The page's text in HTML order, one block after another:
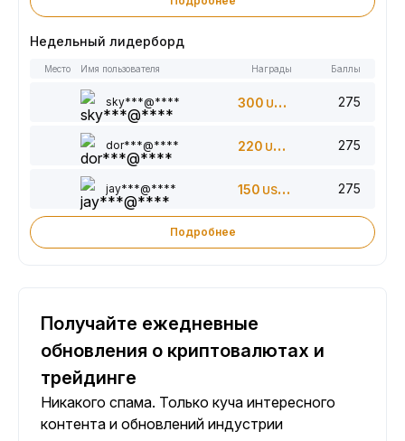
Недельный лидерборд
Место Имя пользователя Награды Баллы
sky***@**** 300 USDT 275
dor***@**** 220 USDT 275
jay***@**** 150 USDT 275
Подробнее
Получайте ежедневные
обновления о криптовалютах и
трейдинге
Никакого спама. Только куча интересного
контента и обновлений индустрии